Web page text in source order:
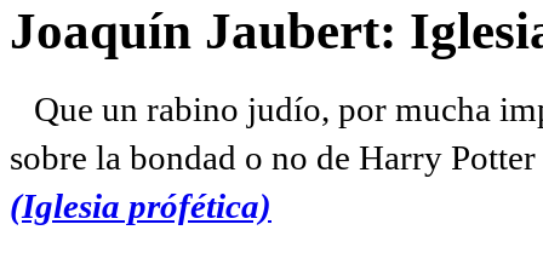
Joaquín Jaubert:
Que un rabino judío, por mucha
sobre la bondad o no de Harry
(Iglesia prófética)